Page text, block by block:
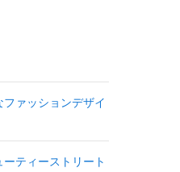
ァッションデザイ
ティーストリート